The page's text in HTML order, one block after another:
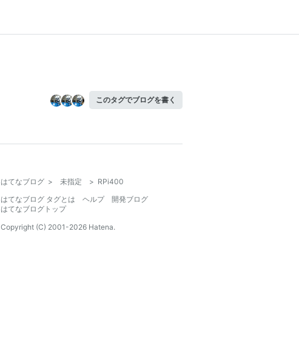
このタグでブログを書く
はてなブログ > 未指定 > RPi400
はてなブログ タグとは
ヘルプ
開発ブログ
はてなブログトップ
Copyright (C) 2001-2026 Hatena.